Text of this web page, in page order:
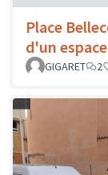
Place
d'un
GIGARET
2